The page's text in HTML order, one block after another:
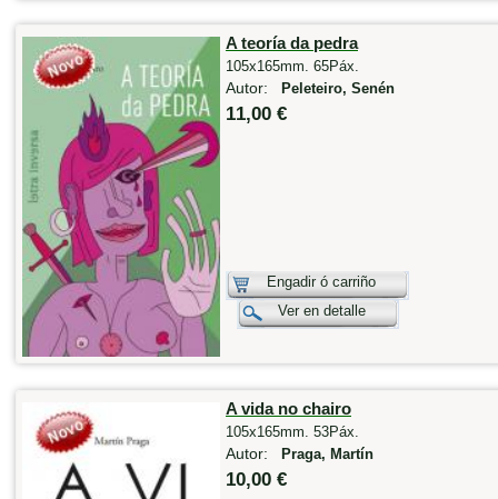
A teoría da pedra
105x165mm. 65Páx.
Autor: Peleteiro, Senén
11,00 €
Engadir ó carriño
Ver en detalle
A vida no chairo
105x165mm. 53Páx.
Autor: Praga, Martín
10,00 €